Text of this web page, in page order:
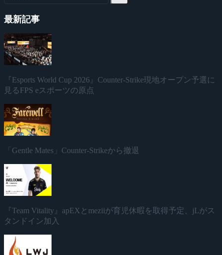
最新記事
『Esports World Cup 2026』Counter-Strike現地オープン予選に
見るFPS eスポーツの原点
「Gentle Mates」Counter-Strikeから撤退
『Team Vitality』apEXとmeziiが育児休暇を取得予定、jLがス
タンドイン加入